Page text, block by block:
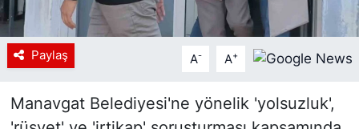
Paylaş A- A+
Manavgat Belediyesi'ne yönelik 'yolsuzluk',